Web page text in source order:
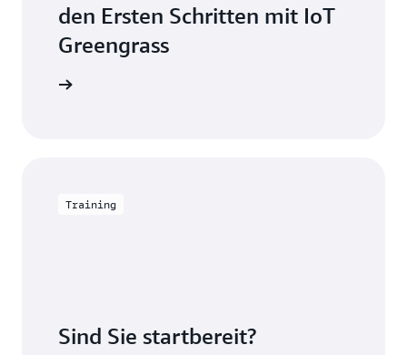
den Ersten Schritten mit IoT
Greengrass
Training
Sind Sie startbereit?